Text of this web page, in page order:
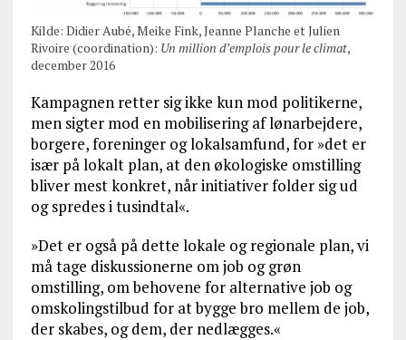
Kilde: Didier Aubé, Meike Fink, Jeanne Planche et Julien
Rivoire (coordination): Un million d’emplois pour le climat,
december 2016
Kampagnen retter sig ikke kun mod politikerne,
men sigter mod en mobilisering af lønarbejdere,
borgere, foreninger og lokalsamfund, for »det er
især på lokalt plan, at den økologiske omstilling
bliver mest konkret, når initiativer folder sig ud
og spredes i tusindtal«.
»Det er også på dette lokale og regionale plan, vi
må tage diskussionerne om job og grøn
omstilling, om behovene for alternative job og
omskolingstilbud for at bygge bro mellem de job,
der skabes, og dem, der nedlægges.«